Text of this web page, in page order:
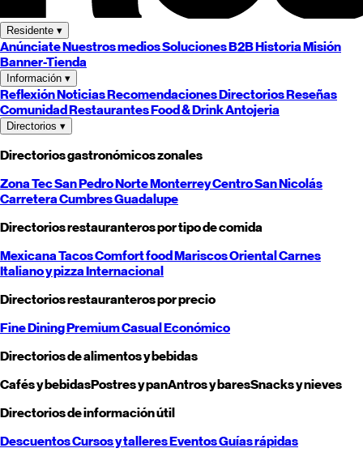
Residente ▾
AnúnciateNuestros mediosSoluciones B2BHistoriaMisión
Banner-Tienda
Información ▾
ReflexiónNoticiasRecomendacionesDirectoriosReseñas
ComunidadRestaurantesFood & DrinkAntojeria
Directorios ▾
Directorios gastronómicos zonales
Zona TecSan PedroNorteMonterreyCentroSan Nicolás
CarreteraCumbresGuadalupe
Directorios restauranteros por tipo de comida
MexicanaTacosComfort foodMariscosOrientalCarnes
Italiano y pizzaInternacional
Directorios restauranteros por precio
Fine DiningPremiumCasualEconómico
Directorios de alimentos y bebidas
Cafés y bebidasPostres y panAntros y baresSnacks y nieves
Directorios de información útil
DescuentosCursos y talleresEventosGuías rápidas